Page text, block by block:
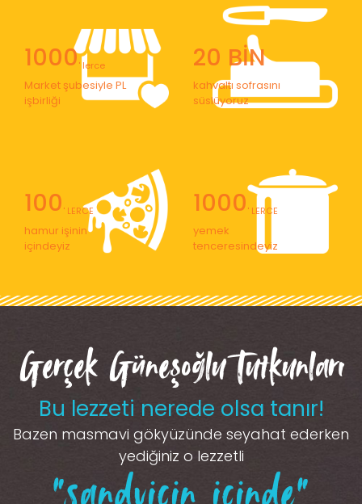
1000' lerce
Market şubesiyle PL
işbirliği
20 BİN
kahvaltı sofrasını
süslüyoruz
100' LERCE
hamur işinin
içindeyiz
1000' LERCE
yemek
tenceresindeyiz
Gerçek Güneşoğlu Tutkunları
Bu lezzeti nerede olsa tanır!
Bazen masmavi gökyüzünde seyahat ederken
yediğiniz o lezzetli